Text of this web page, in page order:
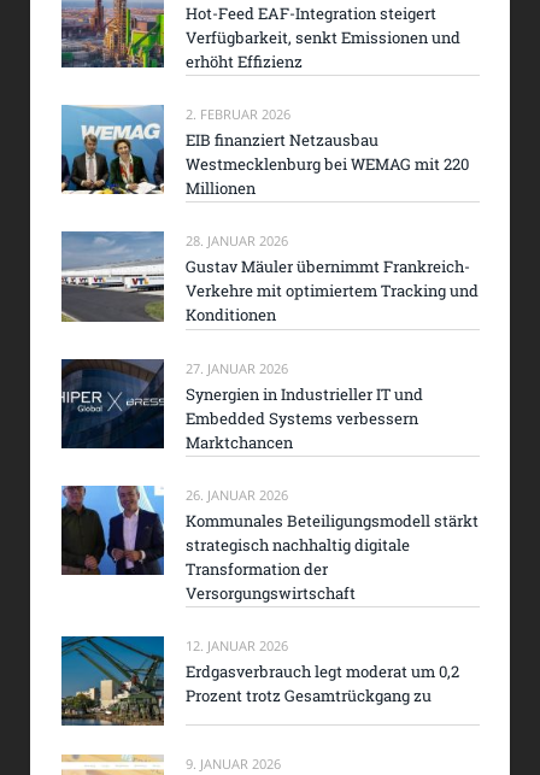
Hot-Feed EAF-Integration steigert
Verfügbarkeit, senkt Emissionen und
erhöht Effizienz
2. FEBRUAR 2026
EIB finanziert Netzausbau
Westmecklenburg bei WEMAG mit 220
Millionen
28. JANUAR 2026
Gustav Mäuler übernimmt Frankreich-
Verkehre mit optimiertem Tracking und
Konditionen
27. JANUAR 2026
Synergien in Industrieller IT und
Embedded Systems verbessern
Marktchancen
26. JANUAR 2026
Kommunales Beteiligungsmodell stärkt
strategisch nachhaltig digitale
Transformation der
Versorgungswirtschaft
12. JANUAR 2026
Erdgasverbrauch legt moderat um 0,2
Prozent trotz Gesamtrückgang zu
9. JANUAR 2026